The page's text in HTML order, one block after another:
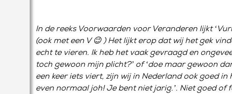
In de reeks Voorwaarden voor Veranderen lijkt
(ook met een V 😉 ) Het lijkt erop dat wij het gek
echt te vieren. Ik heb het vaak gevraagd en
toch gewoon mijn plicht?’ of ‘doe maar gewoon
een keer iets viert, zijn wij in Nederland ook goed
even normaal joh! Je bent niet jarig.’. Niet goed